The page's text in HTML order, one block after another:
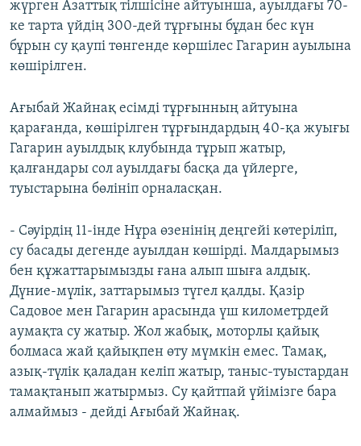
жүрген Азаттық тілшісіне айтуынша, ауылдағы 70-
ке тарта үйдің 300-дей тұрғыны бұдан бес күн
бұрын су қаупі төнгенде көршілес Гагарин ауылына
көшірілген.
Ағыбай Жайнақ есімді тұрғынның айтуына
қарағанда, көшірілген тұрғындардың 40-қа жуығы
Гагарин ауылдық клубында тұрып жатыр,
қалғандары сол ауылдағы басқа да үйлерге,
туыстарына бөлініп орналасқан.
- Сәуірдің 11-інде Нұра өзенінің деңгейі көтеріліп,
су басады дегенде ауылдан көшірді. Малдарымыз
бен құжаттарымызды ғана алып шыға алдық.
Дүние-мүлік, заттарымыз түгел қалды. Қазір
Садовое мен Гагарин арасында үш километрдей
аумақта су жатыр. Жол жабық, моторлы қайық
болмаса жай қайықпен өту мүмкін емес. Тамақ,
азық-түлік қаладан келіп жатыр, таныс-туыстардан
тамақтанып жатырмыз. Су қайтпай үйімізге бара
алмаймыз - дейді Ағыбай Жайнақ.